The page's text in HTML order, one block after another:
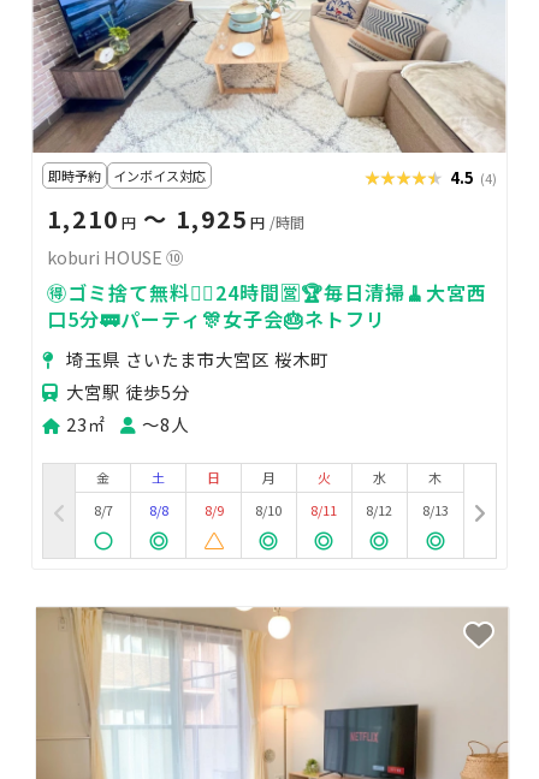
即時予約 インボイス対応 ★★★★★
★★★★★ 4.5 (4)
1,210 円 〜 1,925 円 /時間
koburi HOUSE ⑩
🉐ゴミ捨て無料🙆‍♀️24時間🈺🏆毎日清掃🧹大宮西
口5分🚃パーティ🎊女子会🎂ネトフリ
埼玉県 さいたま市大宮区 桜木町
大宮駅 徒歩5分
23㎡
〜8人
金
8/7
土
8/8
日
8/9
月
8/10
火
8/11
水
8/12
木
8/13